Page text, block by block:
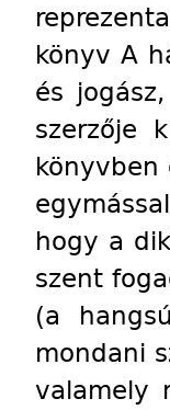
könyv A
és
szerzője
könyvben
hogy a
szent
(a
mondani
valamely